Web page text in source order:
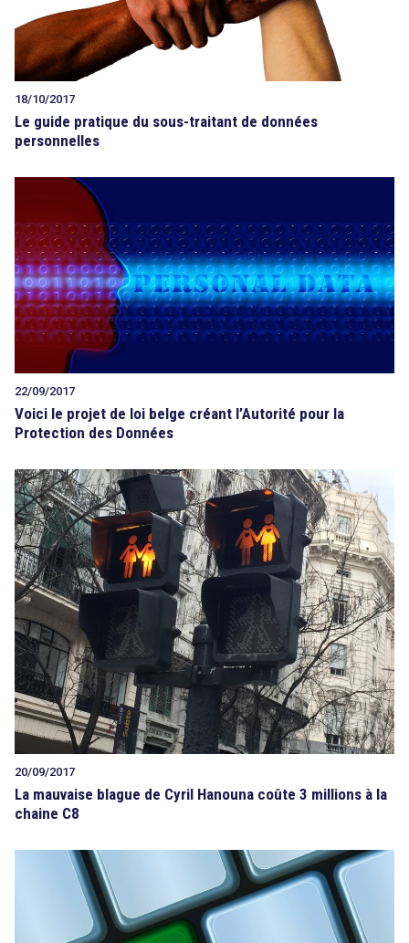
18/10/2017
Le guide pratique du sous-traitant de données
personnelles
22/09/2017
Voici le projet de loi belge créant l’Autorité pour la
Protection des Données
20/09/2017
La mauvaise blague de Cyril Hanouna coûte 3 millions à la
chaine C8